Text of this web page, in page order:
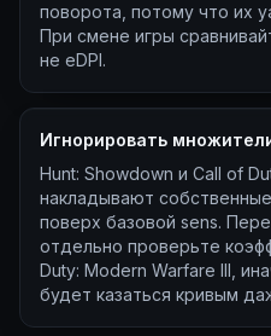
поворота, потому что их
При смене игры
не eDPI.
Игнорировать
Hunt: Showdown и Call of
накладывают
поверх базовой sens.
отдельно проверьте
Duty: Modern Warfare III,
будет казаться кривым